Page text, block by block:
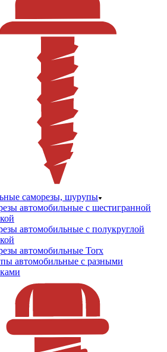
саморезы, шурупы
автомобильные с шестигранной
автомобильные с полукруглой
автомобильные Torx
автомобильные с разными